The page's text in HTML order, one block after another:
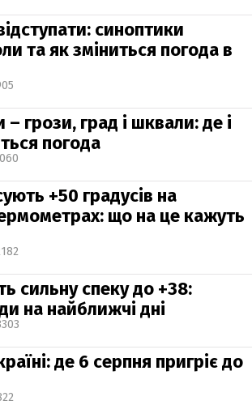
синоптики
та як зміниться погода в
– грози, град і шквали: де і
погода
+50 градусів на
що на це кажуть
сильну спеку до +38:
на найближчі дні
де 6 серпня пригріє до